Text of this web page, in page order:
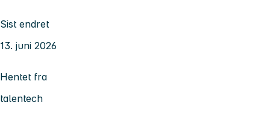
Sist endret
13. juni 2026
Hentet fra
talentech